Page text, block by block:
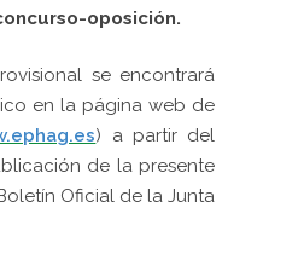
oposición.
se encontrará
en la página web de
) a partir del
de la presente
Oficial de la Junta